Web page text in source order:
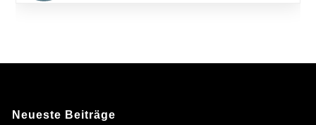
Neueste Beiträge